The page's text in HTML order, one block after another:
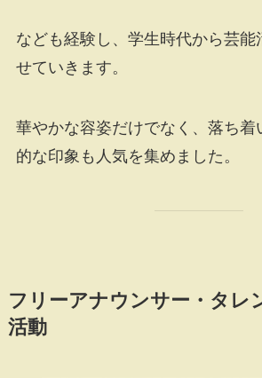
なども経験し、学生時代から芸能
せていきます。
華やかな容姿だけでなく、落ち着
的な印象も人気を集めました。
フリーアナウンサー・タレ
活動